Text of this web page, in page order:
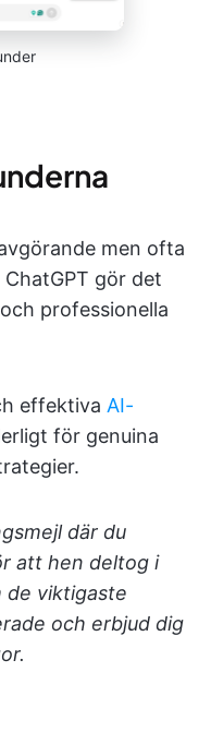
men ofta
gör det
professionella
effektiva AI-
för genuina
där du
att hen deltog i
de viktigaste
och erbjud dig